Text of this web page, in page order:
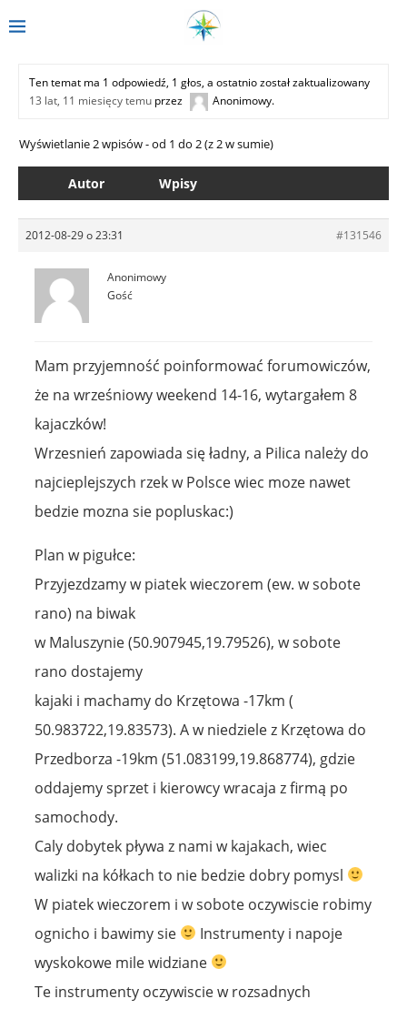
Ten temat ma 1 odpowiedź, 1 głos, a ostatnio został zaktualizowany
13 lat, 11 miesięcy temu przez Anonimowy.
Wyświetlanie 2 wpisów - od 1 do 2 (z 2 w sumie)
Autor Wpisy
2012-08-29 o 23:31 #131546
Anonimowy
Gość
Mam przyjemność poinformować forumowiczów,
że na wrześniowy weekend 14-16, wytargałem 8
kajaczków!
Wrzesnień zapowiada się ładny, a Pilica należy do
najcieplejszych rzek w Polsce wiec moze nawet
bedzie mozna sie popluskac:)
Plan w pigułce:
Przyjezdzamy w piatek wieczorem (ew. w sobote
rano) na biwak
w Maluszynie (50.907945,19.79526), w sobote
rano dostajemy
kajaki i machamy do Krzętowa -17km (
50.983722,19.83573). A w niedziele z Krzętowa do
Przedborza -19km (51.083199,19.868774), gdzie
oddajemy sprzet i kierowcy wracaja z firmą po
samochody.
Caly dobytek pływa z nami w kajakach, wiec
walizki na kółkach to nie bedzie dobry pomysl
W piatek wieczorem i w sobote oczywiscie robimy
ognicho i bawimy sie
Instrumenty i napoje
wyskokowe mile widziane
Te instrumenty oczywiscie w rozsadnych